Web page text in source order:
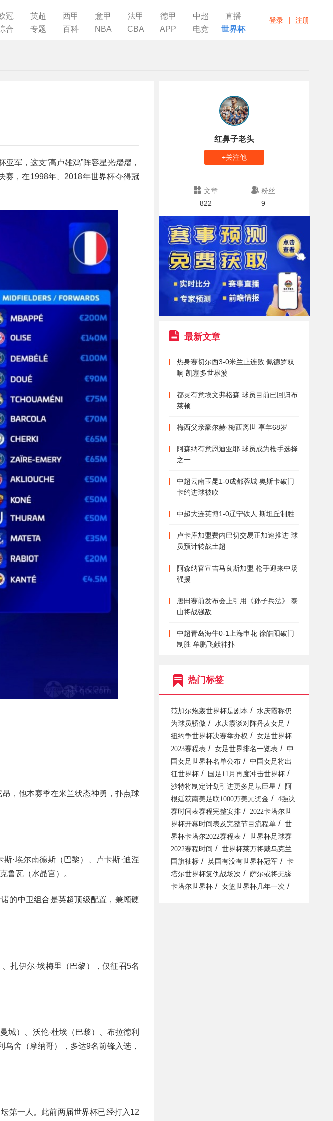
冠 英超 西甲 意甲 法甲 德甲 中超
直播
合
专题 百科 NBA CBA APP 电竞 世界杯
登录 注册
军，这支“高卢雄鸡”阵容星光熠熠，
赛，在1998年、2018年世界杯夺得冠
，他本赛季在米兰状态神勇，扑点球
·埃尔南德斯（巴黎）、卢卡斯·迪涅
鲁瓦（水晶宫）。
的中卫组合是英超顶级配置，兼顾硬
扎伊尔·埃梅里（巴黎），仅征召5名
城）、沃伦·杜埃（巴黎）、布拉德利
乌舍（摩纳哥），多达9名前锋入选，
第一人。此前两届世界杯已经打入12
红鼻子老头
+关注他
文章
822
粉丝
9
最新文章
热身赛切尔西3-0米兰止连败 佩德罗双
响 凯塞多世界波
都灵有意埃文弗格森 球员目前已回归布
莱顿
梅西父亲豪尔赫·梅西离世 享年68岁
阿森纳有意恩迪亚耶 球员成为枪手选择
之一
中超云南玉昆1-0成都蓉城 奥斯卡破门
卡约进球被吹
中超大连英博1-0辽宁铁人 斯坦丘制胜
卢卡库加盟费内巴切交易正加速推进 球
员预计转战土超
阿森纳官宣吉马良斯加盟 枪手迎来中场
强援
唐田赛前发布会上引用《孙子兵法》 泰
山将战强敌
中超青岛海牛0-1上海申花 徐皓阳破门
制胜 牟鹏飞献神扑
热门标签
范加尔炮轰世界杯是剧本 /
水庆霞称仍
为球员骄傲 / 水庆霞谈对阵丹麦女足 /
纽约争世界杯决赛举办权 /
女足世界杯
2023赛程表 / 女足世界排名一览表 /
中
国女足世界杯名单公布 /
中国女足将出
征世界杯 / 国足11月再度冲击世界杯 /
沙特将制定计划引进更多足坛巨星 /
阿
根廷获南美足联1000万美元奖金 /
4强决
赛时间表赛程完整安排 /
2022卡塔尔世
界杯开幕时间表及完整节目流程单 /
世
界杯卡塔尔2022赛程表 /
世界杯足球赛
2022赛程时间 /
世界杯莱万将戴乌克兰
国旗袖标 / 英国有没有世界杯冠军 /
卡
塔尔世界杯复仇战场次 /
萨尔或将无缘
卡塔尔世界杯 / 女篮世界杯几年一次 /